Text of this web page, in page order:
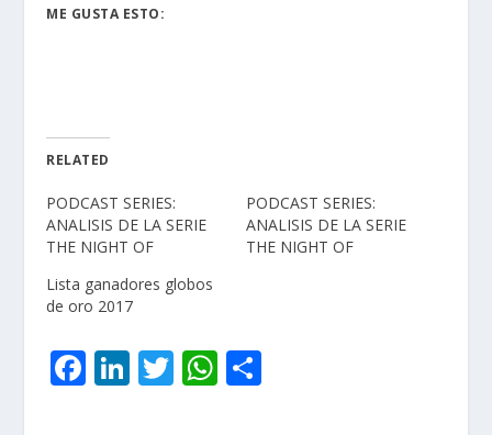
ME GUSTA ESTO:
RELATED
PODCAST SERIES:
ANALISIS DE LA SERIE
THE NIGHT OF
PODCAST SERIES:
ANALISIS DE LA SERIE
THE NIGHT OF
Lista ganadores globos
de oro 2017
F Li T W